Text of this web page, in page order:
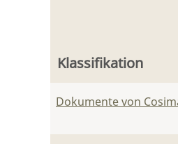
Klassifikation
Dokumente von